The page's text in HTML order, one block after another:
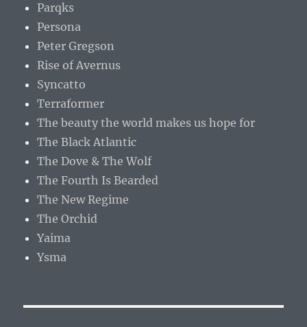
Parqks
Persona
Peter Gregson
Rise of Avernus
Syncatto
Terraformer
The beauty the world makes us hope for
The Black Atlantic
The Dove & The Wolf
The Fourth Is Bearded
The New Regime
The Orchid
Yaima
Ysma